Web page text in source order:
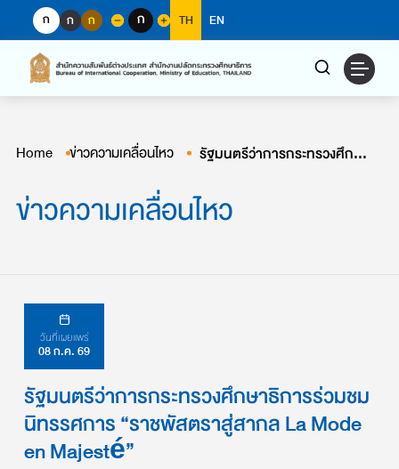
content
ก ก ก ก TH EN
Home ข่าวความเคลื่อนไหว รัฐมนตรีว่าการกระทรวงศึกษาธิการร่วมชมนิทรรศการ “ราชพัสตราสู่สากล La Mode en Majesté”
ข่าวความเคลื่อนไหว
วันที่เผยแพร่
08 ก.ค. 69
รัฐมนตรีว่าการกระทรวงศึกษาธิการร่วมชม
นิทรรศการ “ราชพัสตราสู่สากล La Mode
en Majesté”